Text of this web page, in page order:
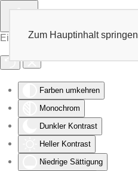
Eingabehilfen öffnen
Farben umkehren
Monochrom
Dunkler Kontrast
Heller Kontrast
Niedrige Sättigung
Zum Hauptinhalt springen